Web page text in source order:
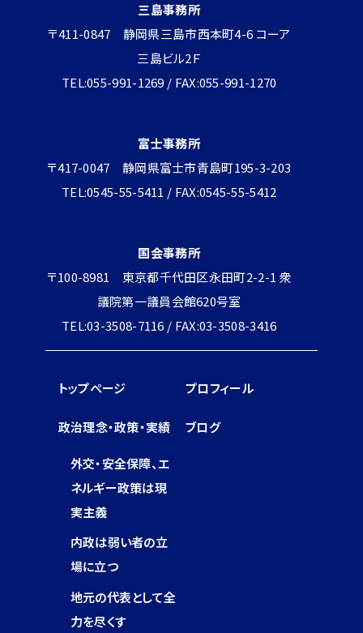
三島事務所
〒411-0847 静岡県三島市西本町4-6 コーア
三島ビル2Ｆ
TEL:055-991-1269 / FAX:055-991-1270
富士事務所
〒417-0047 静岡県富士市青島町195-3-203
TEL:0545-55-5411 / FAX:0545-55-5412
国会事務所
〒100-8981 東京都千代田区永田町2-2-1 衆
議院第一議員会館620号室
TEL:03-3508-7116 / FAX:03-3508-3416
トップページ プロフィール
政治理念・政策・実績
外交・安全保障、エ
ネルギー政策は現
実主義
内政は弱い者の立
場に立つ
地元の代表として全
力を尽くす
ブログ